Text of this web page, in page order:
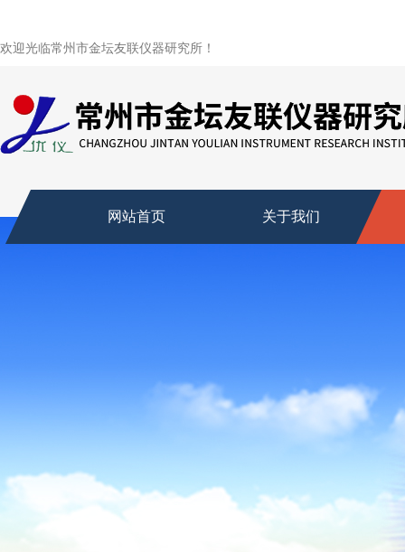
欢迎光临常州市金坛友联仪器研究所！
网站首页 关于我们